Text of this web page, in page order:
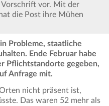
Vorschrift vor. Mit der
die Post ihre Mühen
Probleme, staatliche
Ende Februar habe
Pflichtstandorte gegeben,
Anfrage mit.
nicht präsent ist,
Das waren 52 mehr als